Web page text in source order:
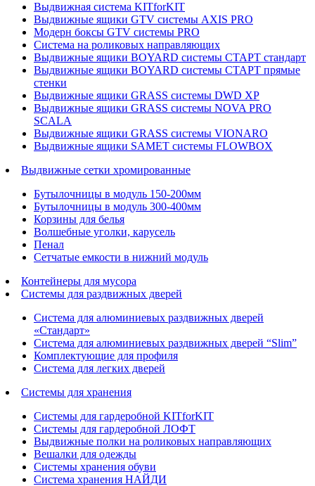
Выдвижная система KITforKIT
Выдвижные ящики GTV системы AXIS PRO
Модерн боксы GTV системы PRO
Система на роликовых направляющих
Выдвижные ящики BOYARD системы СТАРТ стандарт
Выдвижные ящики BOYARD системы СТАРТ прямые
стенки
Выдвижные ящики GRASS системы DWD XP
Выдвижные ящики GRASS системы NOVA PRO
SCALA
Выдвижные ящики GRASS системы VIONARO
Выдвижные ящики SAMET системы FLOWBOX
Выдвижные сетки хромированные
Бутылочницы в модуль 150-200мм
Бутылочницы в модуль 300-400мм
Корзины для белья
Волшебные уголки, карусель
Пенал
Cетчатые емкости в нижний модуль
Контейнеры для мусора
Системы для раздвижных дверей
Система для алюминиевых раздвижных дверей
«Стандарт»
Система для алюминиевых раздвижных дверей “Slim”
Комплектующие для профиля
Система для легких дверей
Системы для хранения
Системы для гардеробной KITforKIT
Системы для гардеробной ЛОФТ
Выдвижные полки на роликовых направляющих
Вешалки для одежды
Системы хранения обуви
Система хранения НАЙДИ